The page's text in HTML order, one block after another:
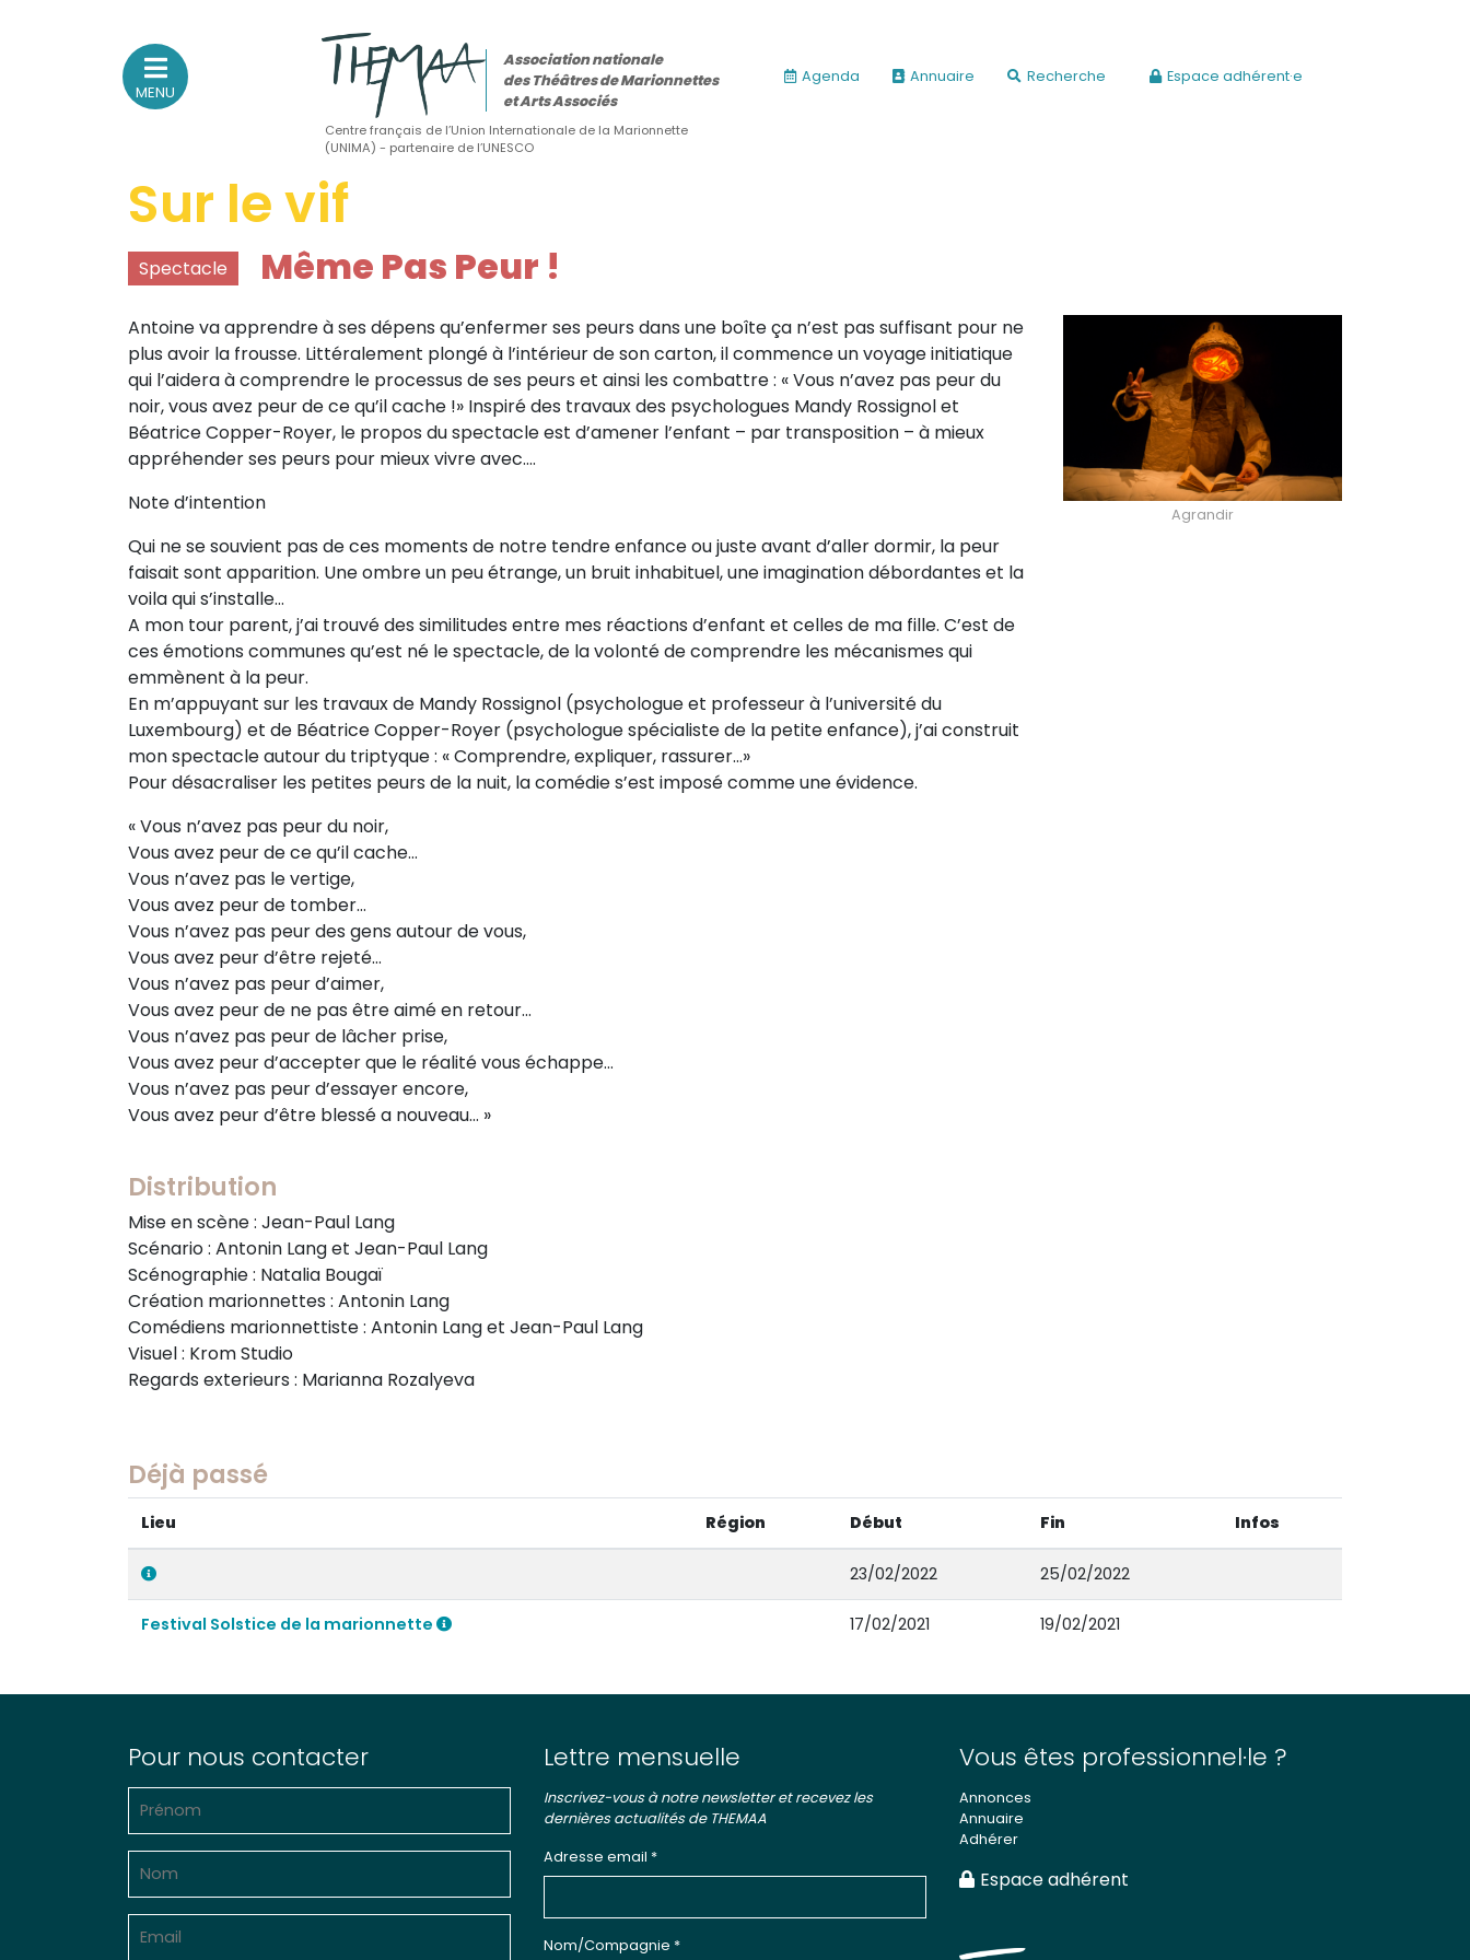
Association nationale
des Théâtres de Marionnettes
et Arts Associés
(Actualités, annonces, vie professionnelle)
Sur le vif
(Agenda, spectacles, événements des adhérents)
Sur le fond
Sur le terrain
(Portraits, actions, collaborations)
Sur l’étagère
(Documents, études, publications)
MENU
Association nationale
des Théâtres de Marionnettes
et Arts Associés
Centre français de l’Union Internationale de la Marionnette
(UNIMA) - partenaire de l’UNESCO
Agenda Annuaire Recherche Espace adhérent·e
Sur le vif
Spectacle Même Pas Peur !
Antoine va apprendre à ses dépens qu’enfermer ses peurs dans une boîte ça n’est pas suffisant pour ne
plus avoir la frousse. Littéralement plongé à l’intérieur de son carton, il commence un voyage initiatique
qui l’aidera à comprendre le processus de ses peurs et ainsi les combattre : « Vous n’avez pas peur du
noir, vous avez peur de ce qu’il cache !» Inspiré des travaux des psychologues Mandy Rossignol et
Béatrice Copper-Royer, le propos du spectacle est d’amener l’enfant – par transposition – à mieux
appréhender ses peurs pour mieux vivre avec….
Note d’intention
Qui ne se souvient pas de ces moments de notre tendre enfance ou juste avant d’aller dormir, la peur
faisait sont apparition. Une ombre un peu étrange, un bruit inhabituel, une imagination débordantes et la
voila qui s’installe…
A mon tour parent, j’ai trouvé des similitudes entre mes réactions d’enfant et celles de ma fille. C’est de
ces émotions communes qu’est né le spectacle, de la volonté de comprendre les mécanismes qui
emmènent à la peur.
En m’appuyant sur les travaux de Mandy Rossignol (psychologue et professeur à l’université du
Luxembourg) et de Béatrice Copper-Royer (psychologue spécialiste de la petite enfance), j’ai construit
mon spectacle autour du triptyque : « Comprendre, expliquer, rassurer…»
Pour désacraliser les petites peurs de la nuit, la comédie s’est imposé comme une évidence.
« Vous n’avez pas peur du noir,
Vous avez peur de ce qu’il cache…
Vous n’avez pas le vertige,
Vous avez peur de tomber…
Vous n’avez pas peur des gens autour de vous,
Vous avez peur d’être rejeté…
Vous n’avez pas peur d’aimer,
Vous avez peur de ne pas être aimé en retour…
Vous n’avez pas peur de lâcher prise,
Vous avez peur d’accepter que le réalité vous échappe…
Vous n’avez pas peur d’essayer encore,
Vous avez peur d’être blessé a nouveau… »
Distribution
Mise en scène : Jean-Paul Lang
Scénario : Antonin Lang et Jean-Paul Lang
Scénographie : Natalia Bougaï
Création marionnettes : Antonin Lang
Comédiens marionnettiste : Antonin Lang et Jean-Paul Lang
Visuel : Krom Studio
Regards exterieurs : Marianna Rozalyeva
Agrandir
Déjà passé
Lieu Région Début Fin Infos
23/02/2022 25/02/2022
Festival Solstice de la marionnette 17/02/2021 19/02/2021
Pour nous contacter Lettre mensuelle
Inscrivez-vous à notre newsletter et recevez les
dernières actualités de THEMAA
Adresse email *
Nom/Compagnie *
Vous êtes professionnel·le ?
Annonces
Annuaire
Adhérer
Espace adhérent